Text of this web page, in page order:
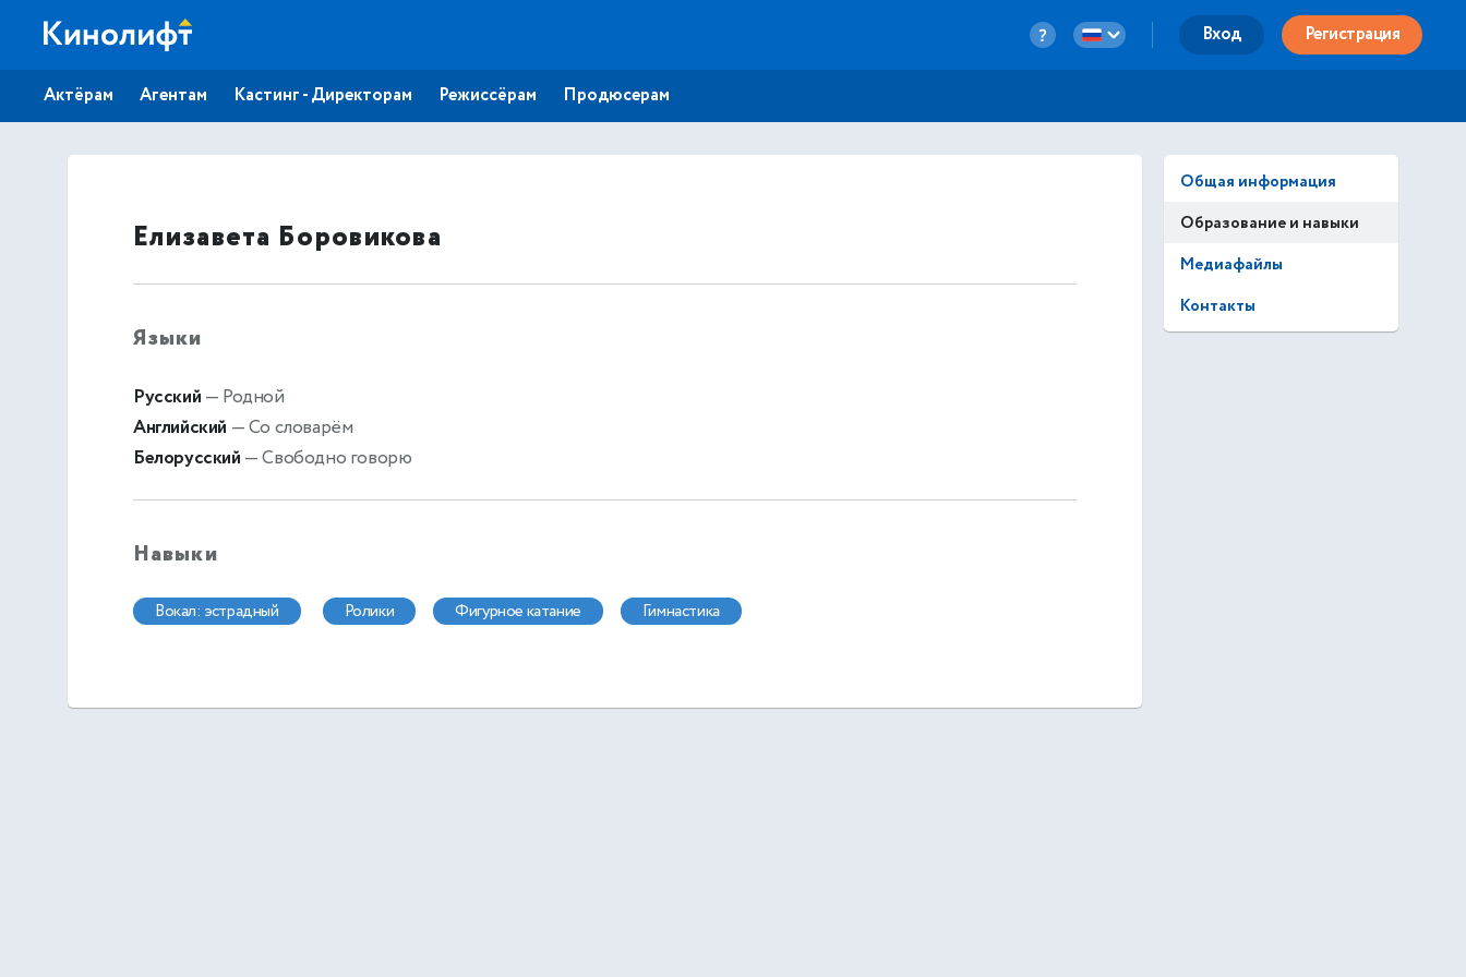
Вход Регистрация
Актёрам Агентам Кастинг - Директорам Режиссёрам Продюсерам
Елизавета Боровикова
Языки
Русский — Родной
Английский — Со словарём
Белорусский — Свободно говорю
Навыки
вокал: эстрадный ролики фигурное катание гимнастика
Общая информация
Образование и навыки
Медиафайлы
Контакты